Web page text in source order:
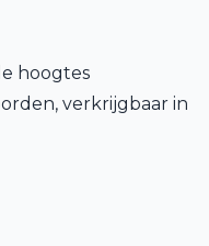
hoogtes
verkrijgbaar in